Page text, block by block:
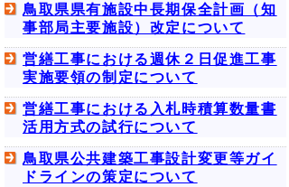
鳥取県県有施設中長期保全計画（知
事部局主要施設）改定について
営繕工事における週休２日促進工事
実施要領の制定について
営繕工事における入札時積算数量書
活用方式の試行について
鳥取県公共建築工事設計変更等ガイ
ドラインの策定について